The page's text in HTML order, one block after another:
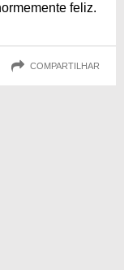
feliz.
COMPARTILHAR